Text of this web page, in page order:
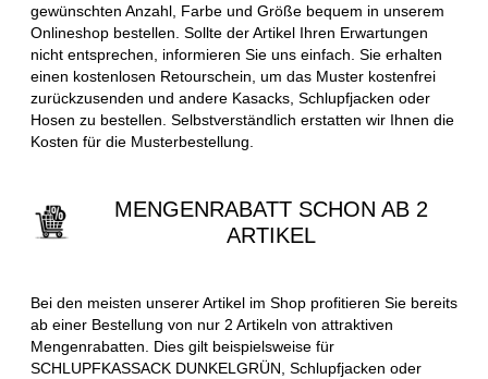
gewünschten Anzahl, Farbe und Größe bequem in unserem
Onlineshop bestellen. Sollte der Artikel Ihren Erwartungen
nicht entsprechen, informieren Sie uns einfach. Sie erhalten
einen kostenlosen Retourschein, um das Muster kostenfrei
zurückzusenden und andere Kasacks, Schlupfjacken oder
Hosen zu bestellen. Selbstverständlich erstatten wir Ihnen die
Kosten für die Musterbestellung.
MENGENRABATT SCHON AB 2
ARTIKEL
Bei den meisten unserer Artikel im Shop profitieren Sie bereits
ab einer Bestellung von nur 2 Artikeln von attraktiven
Mengenrabatten. Dies gilt beispielsweise für
SCHLUPFKASSACK DUNKELGRÜN, Schlupfjacken oder